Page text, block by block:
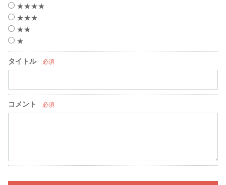
★★★★
★★★
★★
★
タイトル 必須
コメント 必須